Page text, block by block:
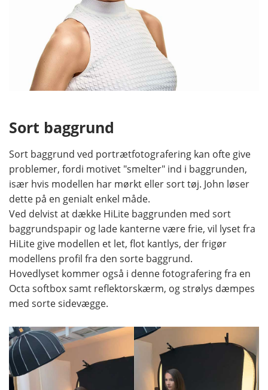
Sort baggrund
Sort baggrund ved portrætfotografering kan ofte give
problemer, fordi motivet "smelter" ind i baggrunden,
især hvis modellen har mørkt eller sort tøj. John løser
dette på en genialt enkel måde.
Ved delvist at dække HiLite baggrunden med sort
baggrundspapir og lade kanterne være frie, vil lyset fra
HiLite give modellen et let, flot kantlys, der frigør
modellens profil fra den sorte baggrund.
Hovedlyset kommer også i denne fotografering fra en
Octa softbox samt reflektorskærm, og strølys dæmpes
med sorte sidevægge.